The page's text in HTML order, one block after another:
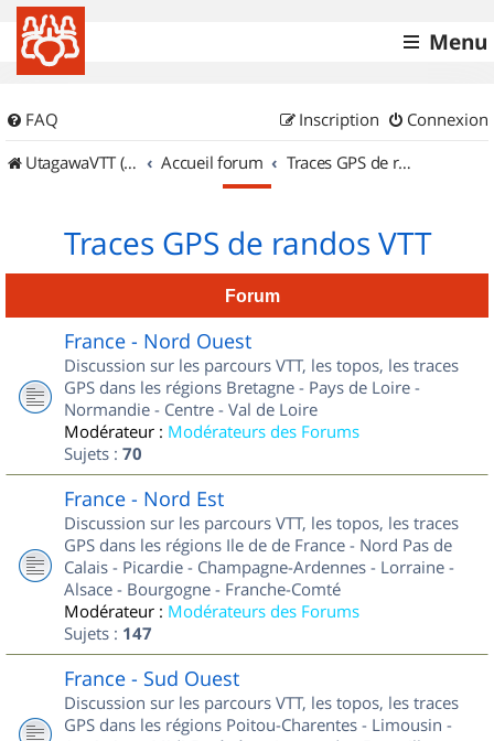
Menu
FAQ Connexion
Inscription
UtagawaVTT (Randos VTT et VTTAE avec traces GPS)
Accueil forum Traces GPS de randos VTT
Traces GPS de randos VTT
Forum
France - Nord Ouest
Discussion sur les parcours VTT, les topos, les traces
GPS dans les régions Bretagne - Pays de Loire -
Normandie - Centre - Val de Loire
Modérateur : Modérateurs des Forums
Sujets : 70
France - Nord Est
Discussion sur les parcours VTT, les topos, les traces
GPS dans les régions Ile de de France - Nord Pas de
Calais - Picardie - Champagne-Ardennes - Lorraine -
Alsace - Bourgogne - Franche-Comté
Modérateur : Modérateurs des Forums
Sujets : 147
France - Sud Ouest
Discussion sur les parcours VTT, les topos, les traces
GPS dans les régions Poitou-Charentes - Limousin -